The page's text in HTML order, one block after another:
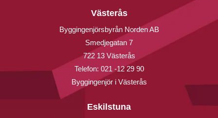
Västerås
Byggingenjörsbyrån Norden AB
Smedjegatan 7
722 13 Västerås
Telefon: 021 -12 29 90
Byggingenjör i Västerås
Eskilstuna